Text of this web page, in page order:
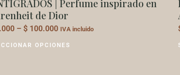
| Perfume inspirado en
de Dior
– $ 100.000 IVA incluido
OPCIONES